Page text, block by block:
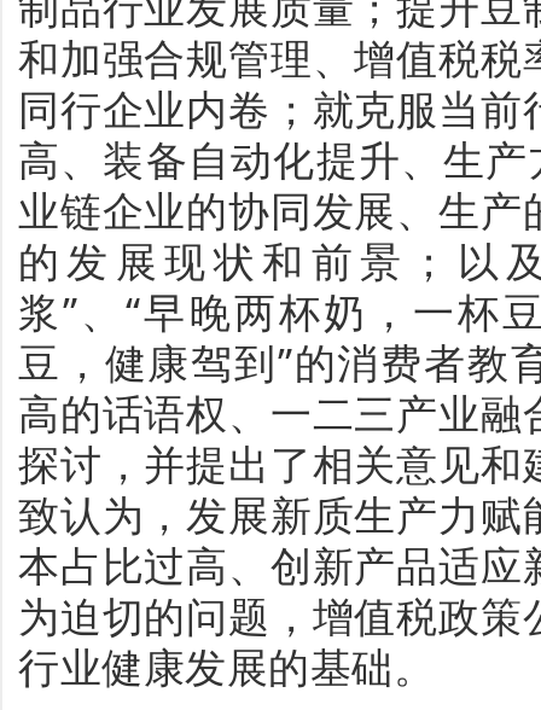
和加强合规管理、增值税
同行企业内卷；就克服当
高、装备自动化提升、生
业链企业的协同发展、生
的发展现状和前景；以
浆”、“早晚两杯奶，一杯
豆，健康驾到”的消费者教
高的话语权、一二三产业
探讨，并提出了相关意见
致认为，发展新质生产力
本占比过高、创新产品适
为迫切的问题，增值税政
行业健康发展的基础。